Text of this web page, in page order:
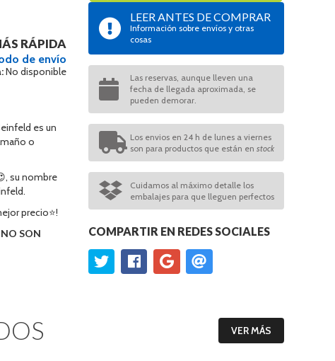
RÁPIDA
de envío
No disponible
es un
o
su nombre
precio⭐!
SON
LEER ANTES DE COMPRAR
Información sobre envíos y otras
cosas
Las reservas, aunque lleven una
fecha de llegada aproximada, se
pueden demorar.
Los envios en 24 h de lunes a viernes
son para productos que están en stock
Cuidamos al máximo detalle los
embalajes para que lleguen perfectos
COMPARTIR EN REDES SOCIALES
VER MÁS